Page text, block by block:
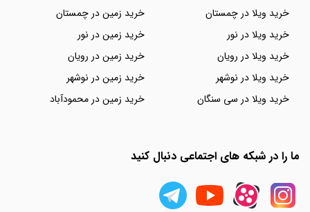
خرید ویلا در چمستان
خرید ویلا در نور
خرید ویلا در رویان
خرید ویلا در نوشهر
خرید ویلا در سی سنگان
خرید زمین در چمستان
خرید زمین در نور
خرید زمین در رویان
خرید زمین در نوشهر
خرید زمین در محمودآباد
ما را در شبکه های اجتماعی دنبال کنید